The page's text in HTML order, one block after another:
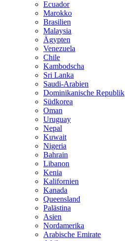
Ecuador
Marokko
Brasilien
Malaysia
Ägypten
Venezuela
Chile
Kambodscha
Sri Lanka
Saudi-Arabien
Dominikanische Republik
Südkorea
Oman
Uruguay
Nepal
Kuwait
Nigeria
Bahrain
Libanon
Kenia
Kalifornien
Kanada
Queensland
Palästina
Asien
Nordamerika
Arabische Emirate